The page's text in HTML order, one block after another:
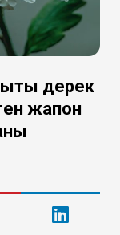
дерек
жапон